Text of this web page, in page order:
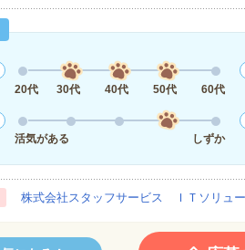
20代
30代 40代 50代 60代
活気がある
しずか
株式会社スタッフサービス ＩＴソリュ